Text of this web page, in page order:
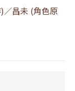
／昌未 (角色原